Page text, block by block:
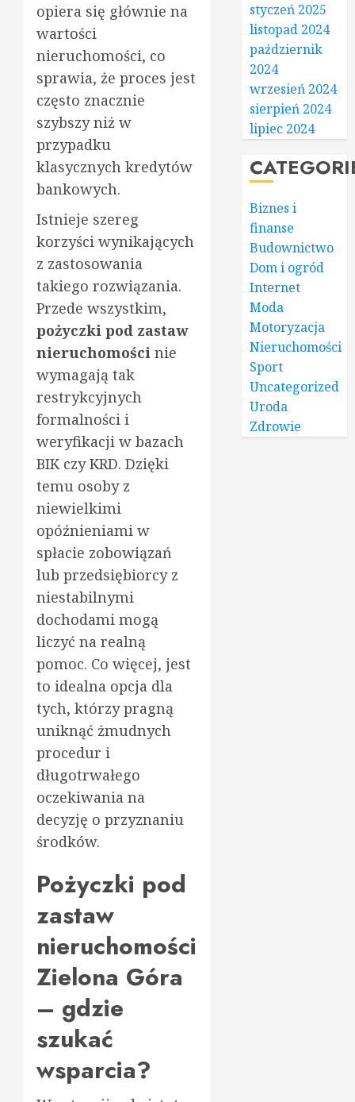
opiera się głównie na
wartości
nieruchomości, co
sprawia, że proces jest
często znacznie
szybszy niż w
przypadku
klasycznych kredytów
bankowych.
Istnieje szereg
korzyści wynikających
z zastosowania
takiego rozwiązania.
Przede wszystkim,
pożyczki pod zastaw
nieruchomości nie
wymagają tak
restrykcyjnych
formalności i
weryfikacji w bazach
BIK czy KRD. Dzięki
temu osoby z
niewielkimi
opóźnieniami w
spłacie zobowiązań
lub przedsiębiorcy z
niestabilnymi
dochodami mogą
liczyć na realną
pomoc. Co więcej, jest
to idealna opcja dla
tych, którzy pragną
uniknąć żmudnych
procedur i
długotrwałego
oczekiwania na
decyzję o przyznaniu
środków.
Pożyczki pod
zastaw
nieruchomości
Zielona Góra
– gdzie
szukać
wsparcia?
styczeń 2025
listopad 2024
październik
2024
wrzesień 2024
sierpień 2024
lipiec 2024
Biznes i
finanse
Budownictwo
Dom i ogród
Internet
Moda
Motoryzacja
Nieruchomości
Sport
Uncategorized
Uroda
Zdrowie